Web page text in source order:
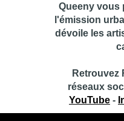
Queeny vous
l'émission
dévoile les
Retrouvez
réseaux
YouTube-